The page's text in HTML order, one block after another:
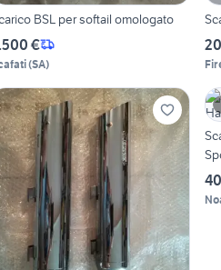
BSL per softail omologato
€
(SA)